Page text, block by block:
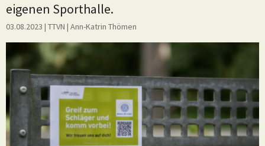
eigenen Sporthalle.
03.08.2023 | TTVN | Ann-Katrin Thömen